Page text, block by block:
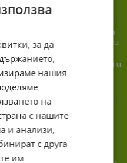
Сглобяваме, поддържаме и
обслужваме. Като магазин и
гарантираме бърза реакция и
познаване на твоята
за да
нашия
на
с нашите
и анализи,
с друга
им